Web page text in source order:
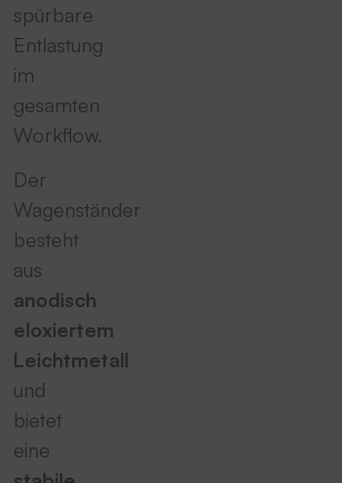
spürbare
Entlastung
im
gesamten
Workflow.
Der
Wagenständer
besteht
aus
anodisch
eloxiertem
Leichtmetall
und
bietet
eine